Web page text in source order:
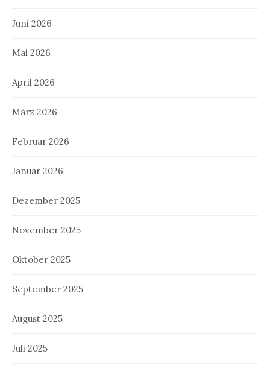
Juni 2026
Mai 2026
April 2026
März 2026
Februar 2026
Januar 2026
Dezember 2025
November 2025
Oktober 2025
September 2025
August 2025
Juli 2025